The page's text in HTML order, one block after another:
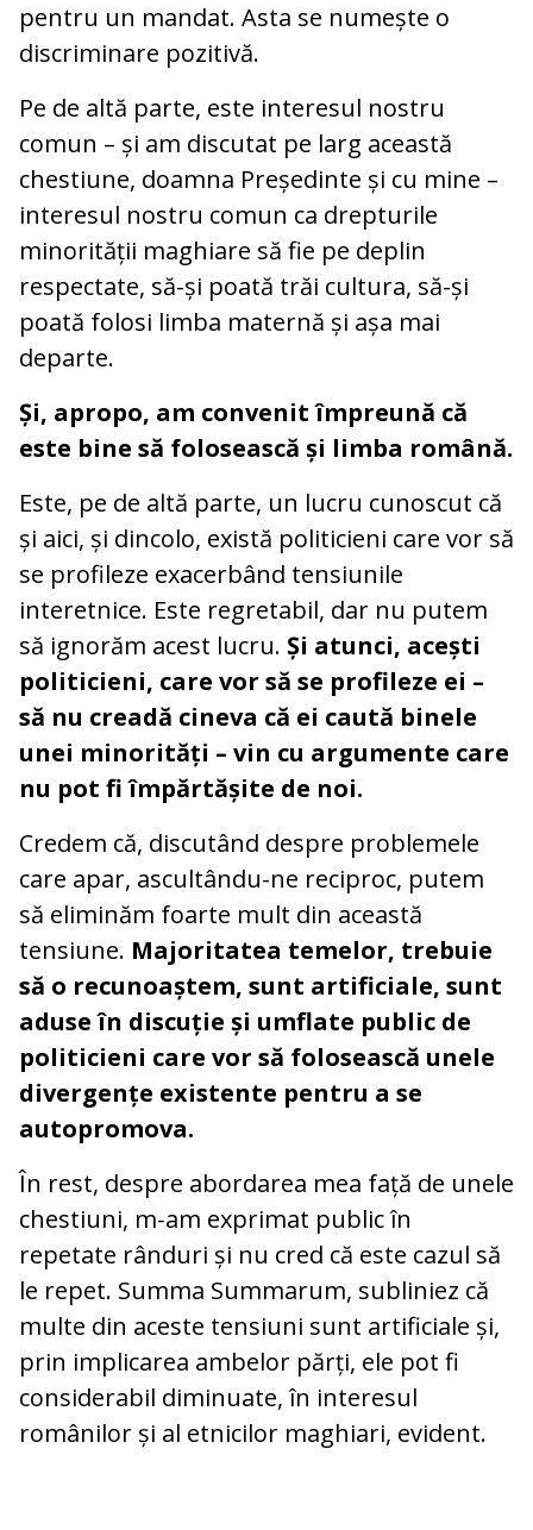
pentru un mandat. Asta se numește o
discriminare pozitivă.
Pe de altă parte, este interesul nostru
comun – și am discutat pe larg această
chestiune, doamna Președinte și cu mine –
interesul nostru comun ca drepturile
minorității maghiare să fie pe deplin
respectate, să-și poată trăi cultura, să-și
poată folosi limba maternă și așa mai
departe.
Și, apropo, am convenit împreună că
este bine să folosească și limba română.
Este, pe de altă parte, un lucru cunoscut că
și aici, și dincolo, există politicieni care vor să
se profileze exacerbând tensiunile
interetnice. Este regretabil, dar nu putem
să ignorăm acest lucru. Și atunci, acești
politicieni, care vor să se profileze ei –
să nu creadă cineva că ei caută binele
unei minorități – vin cu argumente care
nu pot fi împărtășite de noi.
Credem că, discutând despre problemele
care apar, ascultându-ne reciproc, putem
să eliminăm foarte mult din această
tensiune. Majoritatea temelor, trebuie
să o recunoaștem, sunt artificiale, sunt
aduse în discuție și umflate public de
politicieni care vor să folosească unele
divergențe existente pentru a se
autopromova.
În rest, despre abordarea mea față de unele
chestiuni, m-am exprimat public în
repetate rânduri și nu cred că este cazul să
le repet. Summa Summarum, subliniez că
multe din aceste tensiuni sunt artificiale și,
prin implicarea ambelor părți, ele pot fi
considerabil diminuate, în interesul
românilor și al etnicilor maghiari, evident.